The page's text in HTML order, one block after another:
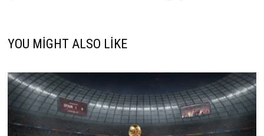
YOU MIGHT ALSO LIKE